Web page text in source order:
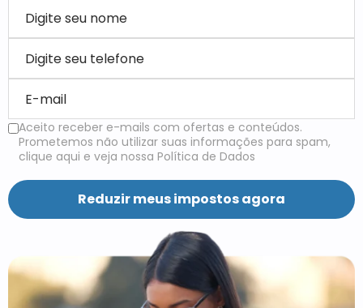
Aceito receber e-mails com ofertas e conteúdos.
Prometemos não utilizar suas informações para spam,
clique aqui e veja nossa Política de Dados